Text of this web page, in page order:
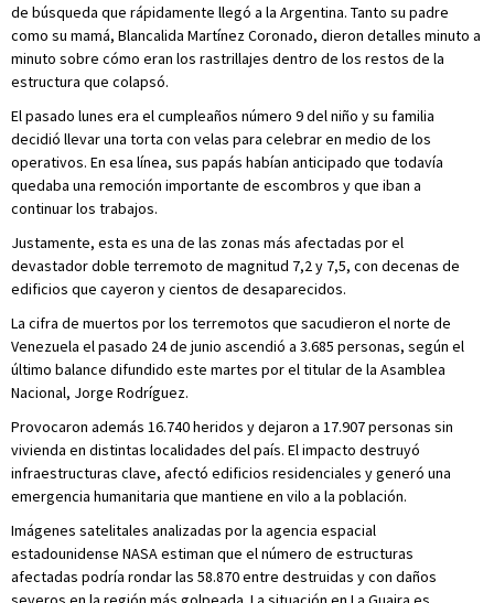
de búsqueda que rápidamente llegó a la Argentina. Tanto su padre
como su mamá, Blancalida Martínez Coronado, dieron detalles minuto a
minuto sobre cómo eran los rastrillajes dentro de los restos de la
estructura que colapsó.
El pasado lunes era el cumpleaños número 9 del niño y su familia
decidió llevar una torta con velas para celebrar en medio de los
operativos. En esa línea, sus papás habían anticipado que todavía
quedaba una remoción importante de escombros y que iban a
continuar los trabajos.
Justamente, esta es una de las zonas más afectadas por el
devastador doble terremoto de magnitud 7,2 y 7,5, con decenas de
edificios que cayeron y cientos de desaparecidos.
La cifra de muertos por los terremotos que sacudieron el norte de
Venezuela el pasado 24 de junio ascendió a 3.685 personas, según el
último balance difundido este martes por el titular de la Asamblea
Nacional, Jorge Rodríguez.
Provocaron además 16.740 heridos y dejaron a 17.907 personas sin
vivienda en distintas localidades del país. El impacto destruyó
infraestructuras clave, afectó edificios residenciales y generó una
emergencia humanitaria que mantiene en vilo a la población.
Imágenes satelitales analizadas por la agencia espacial
estadounidense NASA estiman que el número de estructuras
afectadas podría rondar las 58.870 entre destruidas y con daños